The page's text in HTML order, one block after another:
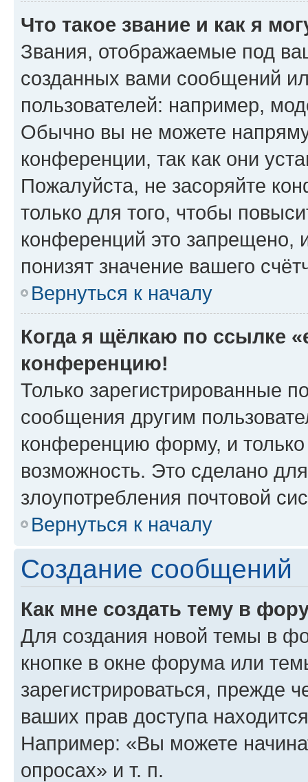
Что такое звание и как я
Звания, отображаемые под
созданных вами сообщений
пользователей: например,
Обычно вы не можете
конференции, так как они
Пожалуйста, не засоряйте
только для того, чтобы
конференций это запрещено,
понизят значение вашего
Вернуться к началу
Когда я щёлкаю по ссылке
конференцию!
Только зарегистрированные
сообщения другим
конференцию форму, и
возможность. Это сделано
злоупотребления почтовой
Вернуться к началу
Создание сообщений
Как мне создать тему в
Для создания новой темы в
кнопке в окне форума или
зарегистрироваться, прежде
ваших прав доступа
Например: «Вы можете
опросах» и т. п.